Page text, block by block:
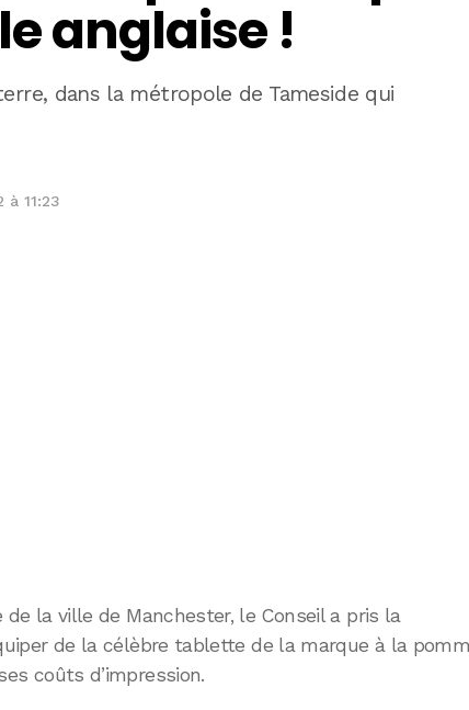
anglaise !
dans la métropole de Tameside qui
à 11:23
de la ville de Manchester, le Conseil a pris la
de la célèbre tablette de la marque à la
coûts d’impression.